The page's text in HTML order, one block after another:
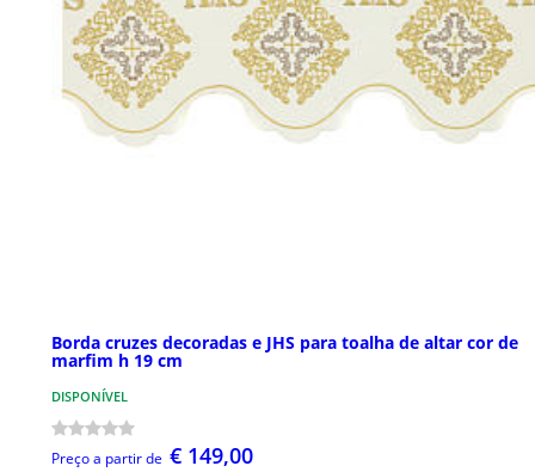
Borda cruzes decoradas e JHS para toalha de altar cor de
marfim h 19 cm
DISPONÍVEL
Preço a partir de € 149,00